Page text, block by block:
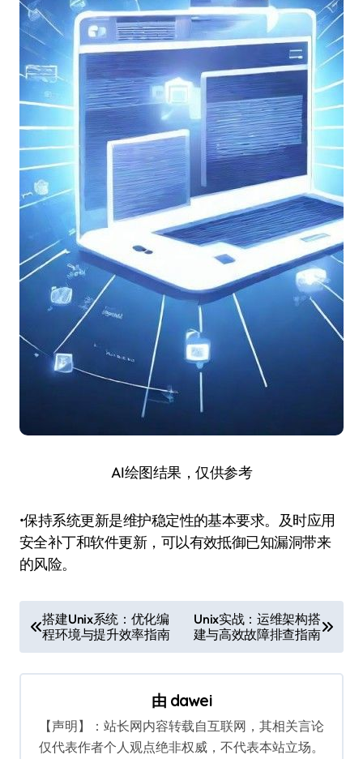
AI绘图结果，仅供参考
•保持系统更新是维护稳定性的基本要求。及时应用
安全补丁和软件更新，可以有效抵御已知漏洞带来
的风险。
章
导
搭建Unix系统：优化编
程环境与提升效率指南
Unix实战：运维架构搭
建与高效故障排查指南
由 dawei
【声明】：站长网内容转载自互联网，其相关言论
仅代表作者个人观点绝非权威，不代表本站立场。